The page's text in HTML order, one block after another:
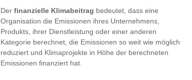
Der finanzielle Klimabeitrag bedeutet, dass eine
Organisation die Emissionen ihres Unternehmens,
Produkts, ihrer Dienstleistung oder einer anderen
Kategorie berechnet, die Emissionen so weit wie möglich
reduziert und Klimaprojekte in Höhe der berechneten
Emissionen finanziert hat.